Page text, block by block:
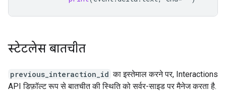
स्टेटलेस बातचीत
previous_interaction_id का इस्तेमाल करने पर, Interactions
API डिफ़ॉल्ट रूप से बातचीत की स्थिति को सर्वर-साइड पर मैनेज करता है.